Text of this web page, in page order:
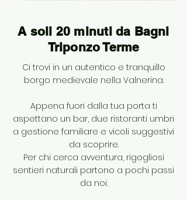
A soli 20 minuti da Bagni
Triponzo Terme
Ci trovi in un autentico e tranquillo
borgo medievale nella Valnerina.
Appena fuori dalla tua porta ti
aspettano un bar, due ristoranti umbri
a gestione familiare e vicoli suggestivi
da scoprire.
Per chi cerca avventura, rigogliosi
sentieri naturali partono a pochi passi
da noi.